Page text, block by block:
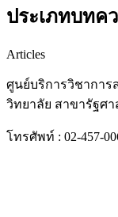
ประเภทบทค
Articles
ศูนย์บริการวิชากา
วิทยาลัย สาขารัฐศ
โทรศัพท์ : 02-457-